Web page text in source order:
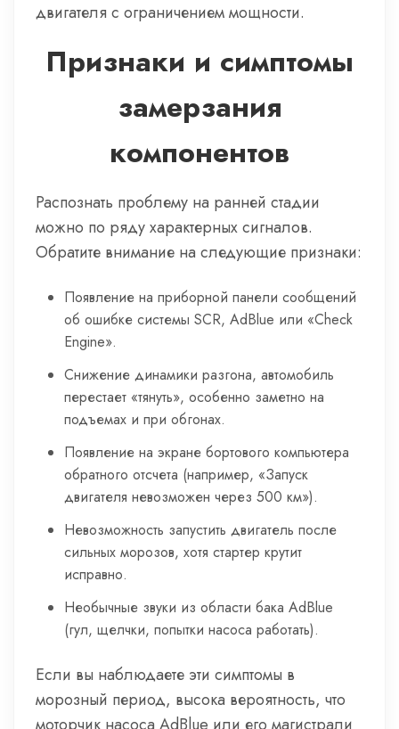
двигателя с ограничением мощности.
Признаки и симптомы
замерзания
компонентов
Распознать проблему на ранней стадии
можно по ряду характерных сигналов.
Обратите внимание на следующие признаки:
Появление на приборной панели сообщений
об ошибке системы SCR, AdBlue или «Check
Engine».
Снижение динамики разгона, автомобиль
перестает «тянуть», особенно заметно на
подъемах и при обгонах.
Появление на экране бортового компьютера
обратного отсчета (например, «Запуск
двигателя невозможен через 500 км»).
Невозможность запустить двигатель после
сильных морозов, хотя стартер крутит
исправно.
Необычные звуки из области бака AdBlue
(гул, щелчки, попытки насоса работать).
Если вы наблюдаете эти симптомы в
морозный период, высока вероятность, что